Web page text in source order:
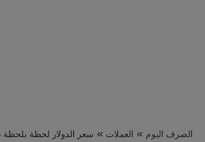
الصرف اليوم » العملات » سعر الدولار لحظة